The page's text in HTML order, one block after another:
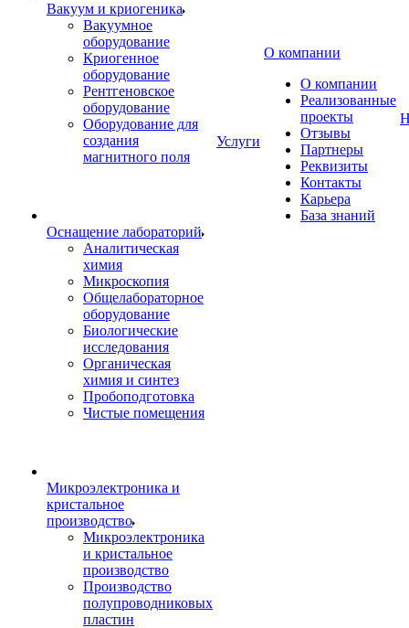
Вакуум и криогеника
Вакуумное
оборудование
Криогенное
оборудование
Рентгеновское
оборудование
Оборудование для
создания
магнитного поля
Оснащение лабораторий
Аналитическая
химия
Микроскопия
Общелабораторное
оборудование
Биологические
исследования
Органическая
химия и синтез
Пробоподготовка
Чистые помещения
Микроэлектроника и
кристальное
производство
Микроэлектроника
и кристальное
производство
Производство
полупроводниковых
пластин
Услуги
О компании
О компании
Реализованные
проекты
Отзывы
Партнеры
Реквизиты
Контакты
Карьера
База знаний